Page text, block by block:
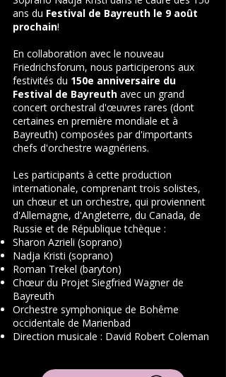
ans du Festival de Bayreuth le 9 août
prochain!
En collaboration avec le nouveau
Friedrichsforum, nous participerons aux
festivités du 150e anniversaire du
Festival de Bayreuth avec un grand
concert orchestral d'œuvres rares (dont
certaines en première mondiale et à
Bayreuth) composées par d'importants
chefs d'orchestre wagnériens.
Les participants à cette production
internationale, comprenant trois solistes,
un chœur et un orchestre, qui proviennent
d'Allemagne, d'Angleterre, du Canada, de
Russie et de République tchèque :
Sharon Azrieli (soprano)
Nadja Kristi (soprano)
Roman Trekel (baryton)
Chœur du Projet Siegfried Wagner de
Bayreuth
Orchestre symphonique de Bohême
occidentale de Marienbad
Direction musicale : David Robert Coleman​